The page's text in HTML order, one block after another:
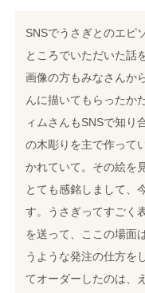
SNSでうさぎとのエピ
ところでいただいた話
画像の方もみなさんか
んに描いてもらったか
ィムさんもSNSで知り
の木彫りを主で作って
かれていて。その絵を
とても感銘しまして、
す。うさぎってすごく
を送って、ここの場面
うような発注の仕方を
てオーダーしたのは、